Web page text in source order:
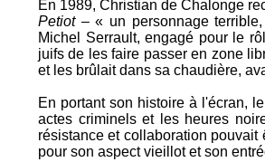
En 1989, Christian de Chalonge
Petiot– « un personnage terrible,
Michel Serrault, engagé pour le
juifs de les faire passer en zone
et les brûlait dans sa chaudière,
En portant son histoire à l'écran,
actes criminels et les heures
résistance et collaboration
pour son aspect vieillot et son